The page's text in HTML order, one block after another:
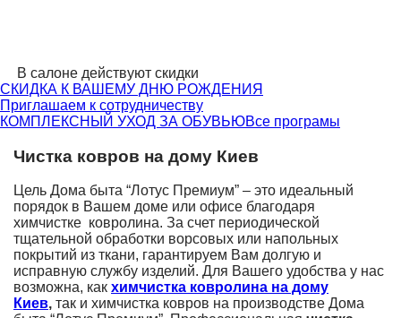
В салоне действуют скидки
СКИДКА К ВАШЕМУ ДНЮ РОЖДЕНИЯ
Приглашаем к сотрудничеству
КОМПЛЕКСНЫЙ УХОД ЗА ОБУВЬЮВсе програмы
Чистка ковров на дому Киев
Цель Дома быта “Лотус Премиум” – это идеальный
порядок в Вашем доме или офисе благодаря
химчистке ковролина. За счет периодической
тщательной обработки ворсовых или напольных
покрытий из ткани, гарантируем Вам долгую и
исправную службу изделий. Для Вашего удобства у нас
возможна, как химчистка ковролина на дому
Киев, так и химчистка ковров на производстве Дома